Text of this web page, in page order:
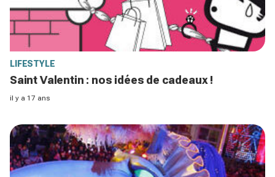
LIFESTYLE
Saint Valentin : nos idées de cadeaux !
il y a 17 ans